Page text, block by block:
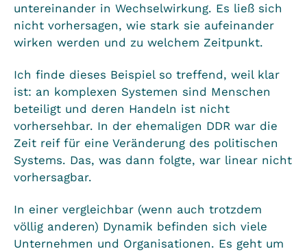
untereinander in Wechselwirkung. Es ließ sich
nicht vorhersagen, wie stark sie aufeinander
wirken werden und zu welchem Zeitpunkt.
Ich finde dieses Beispiel so treffend, weil klar
ist: an komplexen Systemen sind Menschen
beteiligt und deren Handeln ist nicht
vorhersehbar. In der ehemaligen DDR war die
Zeit reif für eine Veränderung des politischen
Systems. Das, was dann folgte, war linear nicht
vorhersagbar.
In einer vergleichbar (wenn auch trotzdem
völlig anderen) Dynamik befinden sich viele
Unternehmen und Organisationen. Es geht um